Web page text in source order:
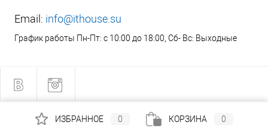
Email: info@ithouse.su
График работы Пн-Пт: с 10:00 до 18:00, Сб- Вс: Выходные
ИЗБРАННОЕ 0 КОРЗИНА 0